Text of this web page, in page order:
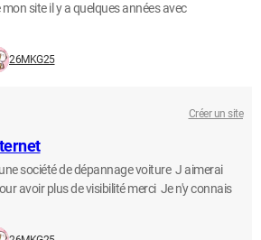
site il y a quelques années avec
26MKG25
Créer un site
société de dépannage voiture J aimerai
avoir plus de visibilité merci Je n'y connais